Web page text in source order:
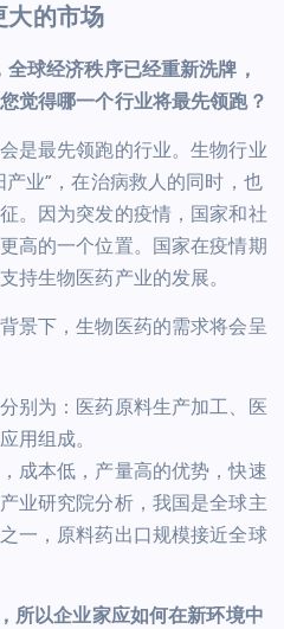
大的市场
球经济秩序已经重新洗牌，
觉得哪一个行业将最先领跑？
是最先领跑的行业。生物行业
业”，在治病救人的同时，也
。因为突发的疫情，国家和社
高的一个位置。国家在疫情期
持生物医药产业的发展。
景下，生物医药的需求将会呈
别为：医药原料生产加工、医
用组成。
成本低，产量高的优势，快速
业研究院分析，我国是全球主
一，原料药出口规模接近全球
所以企业家应如何在新环境中